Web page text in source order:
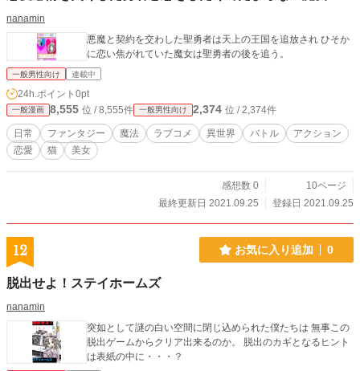
nanamin
悪魔と契約を交わした聖勇者は天上の王国を追放され ひそか
に恋い焦がれていた魔女は聖勇者の後を追う。
一般男性向け 連載中
24h.ポイント 0pt
一般漫画 8,555 位 / 8,555件 一般男性向け 2,374 位 / 2,374件
日常 ファンタジー 魔法 ラブコメ 異世界 バトル
アクション
恋愛
猫 美女
感想数 0
10ページ
最終更新日 2021.09.25
登録日 2021.09.25
12 お気に入り追加 0
脱出せよ！ステイホームズ
nanamin
突如として謎の白い空間に閉じ込められた僕たちは 無事この
脱出ゲームからクリア出来るのか。 脱出のカギとなるヒント
は表紙の中に・・・？